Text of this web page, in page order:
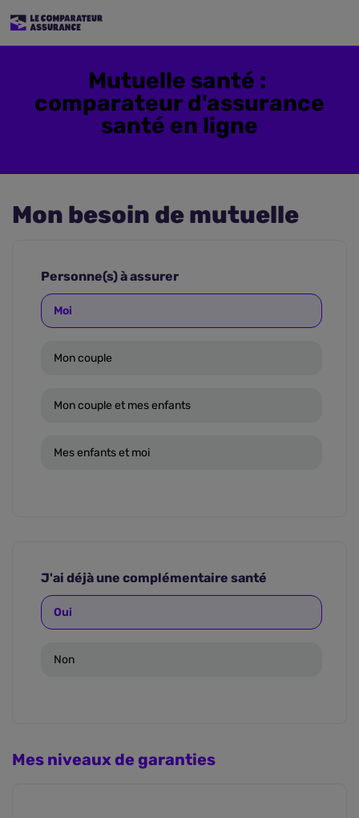
Mutuelle santé :
comparateur d'assurance
santé en ligne
Mon besoin de mutuelle
Personne(s) à assurer
Moi
Mon couple
Mon couple et mes enfants
Mes enfants et moi
J'ai déjà une complémentaire santé
Oui
Non
Mes niveaux de garanties